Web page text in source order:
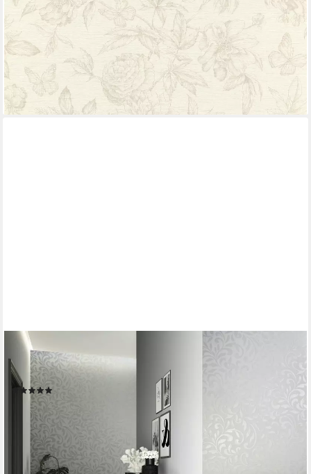
RASCH
Vliestapete mit floralem Muster im Vintage Stil, floral, gemustert,
geblümt, botanisch, (1 Rolle, 1 St), Vintage
34,95 €
(6,56 €/ 1 qm)
lieferbar - in 2-3 Werktagen bei dir
MARBURG
Vliestapete Oasis of Ornate, ornamental, moderne Tapete für
Wohnzimmer Schlafzimmer Küche
ab 16,40 €
(3,08 €/ 1 qm)
-52%
lieferbar - in 3-4 Werktagen bei dir